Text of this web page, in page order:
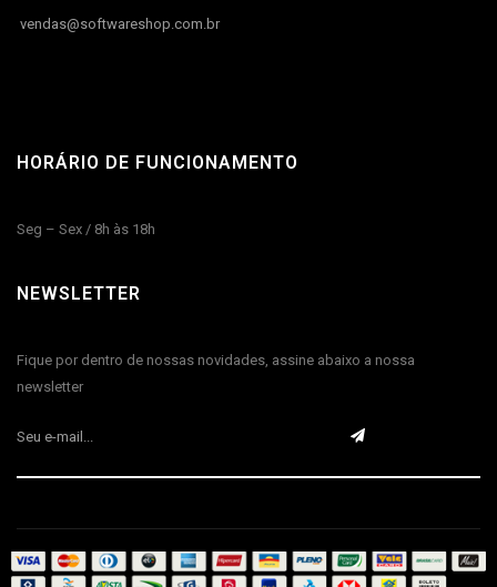
vendas@softwareshop.com.br
HORÁRIO DE FUNCIONAMENTO
Seg – Sex / 8h às 18h
NEWSLETTER
Fique por dentro de nossas novidades, assine abaixo a nossa
newsletter